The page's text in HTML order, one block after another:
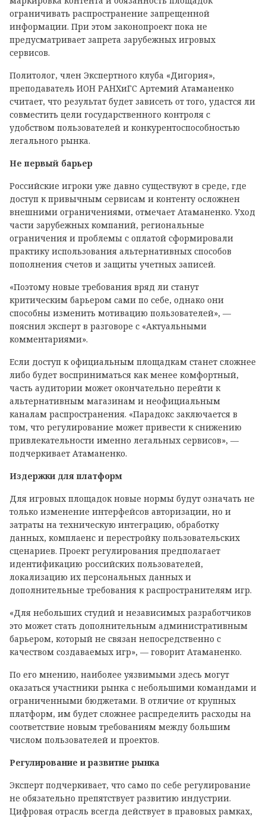
ограничивать распространение запрещенной
информации. При этом законопроект пока не
предусматривает запрета зарубежных игровых
сервисов.
Политолог, член Экспертного клуба «Дигория»,
преподаватель ИОН РАНХиГС Артемий Атаманенко
считает, что результат будет зависеть от того, удастся ли
совместить цели государственного контроля с
удобством пользователей и конкурентоспособностью
легального рынка.
Не первый барьер
Российские игроки уже давно существуют в среде, где
доступ к привычным сервисам и контенту осложнен
внешними ограничениями, отмечает Атаманенко. Уход
части зарубежных компаний, региональные
ограничения и проблемы с оплатой сформировали
практику использования альтернативных способов
пополнения счетов и защиты учетных записей.
«Поэтому новые требования вряд ли станут
критическим барьером сами по себе, однако они
способны изменить мотивацию пользователей», —
пояснил эксперт в разговоре с «Актуальными
комментариями».
Если доступ к официальным площадкам станет сложнее
либо будет восприниматься как менее комфортный,
часть аудитории может окончательно перейти к
альтернативным магазинам и неофициальным
каналам распространения. «Парадокс заключается в
том, что регулирование может привести к снижению
привлекательности именно легальных сервисов», —
подчеркивает Атаманенко.
Издержки для платформ
Для игровых площадок новые нормы будут означать не
только изменение интерфейсов авторизации, но и
затраты на техническую интеграцию, обработку
данных, комплаенс и перестройку пользовательских
сценариев. Проект регулирования предполагает
идентификацию российских пользователей,
локализацию их персональных данных и
дополнительные требования к распространителям игр.
«Для небольших студий и независимых разработчиков
это может стать дополнительным административным
барьером, который не связан непосредственно с
качеством создаваемых игр», — говорит Атаманенко.
По его мнению, наиболее уязвимыми здесь могут
оказаться участники рынка с небольшими командами и
ограниченными бюджетами. В отличие от крупных
платформ, им будет сложнее распределить расходы на
соответствие новым требованиям между большим
числом пользователей и проектов.
Регулирование и развитие рынка
Эксперт подчеркивает, что само по себе регулирование
не обязательно препятствует развитию индустрии.
Цифровая отрасль всегда действует в правовых рамках,